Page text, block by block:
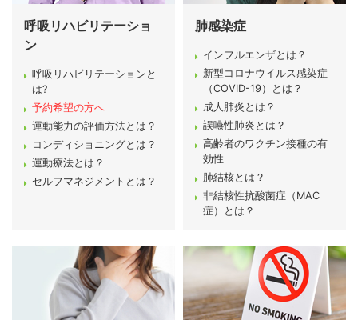
呼吸リハビリテーショ
ン
呼吸リハビリテーションと
は?
予約希望の方へ
運動能力の評価方法とは？
コンディショニングとは？
運動療法とは？
セルフマネジメントとは？
肺感染症
インフルエンザとは？
新型コロナウイルス感染症
（COVID-19）とは？
成人肺炎とは？
誤嚥性肺炎とは？
高齢者のワクチン接種の有
効性
肺結核とは？
非結核性抗酸菌症（MAC
症）とは？